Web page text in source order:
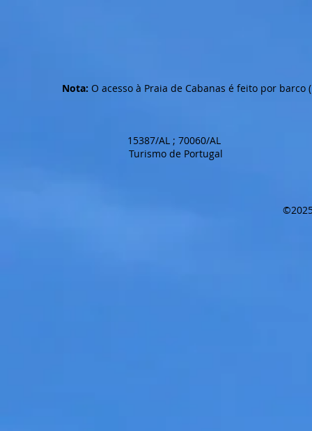
Nota: O acesso à Praia de Cabanas é feito por
15387/AL ; 70060/AL
Turismo de Portugal